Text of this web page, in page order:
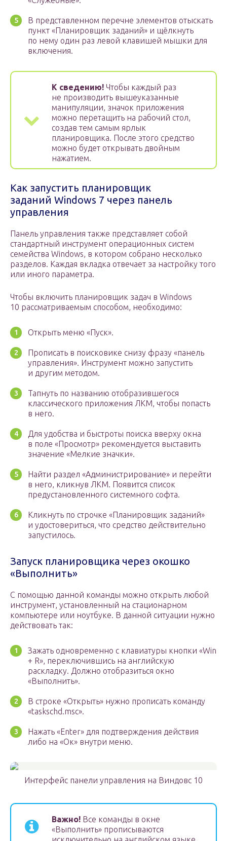
В представленном перечне элементов отыскать
пункт «Планировщик заданий» и щёлкнуть
по нему один раз левой клавишей мышки для
включения.
К сведению! Чтобы каждый раз
не производить вышеуказанные
манипуляции, значок приложения
можно перетащить на рабочий стол,
создав тем самым ярлык
планировщика. После этого средство
можно будет открывать двойным
нажатием.
Как запустить планировщик
заданий Windows 7 через панель
управления
Панель управления также представляет собой
стандартный инструмент операционных систем
семейства Windows, в котором собрано несколько
разделов. Каждая вкладка отвечает за настройку того
или иного параметра.
Чтобы включить планировщик задач в Windows
10 рассматриваемым способом, необходимо:
Открыть меню «Пуск».
Прописать в поисковике снизу фразу «панель
управления». Инструмент можно запустить
и другим методом.
Тапнуть по названию отобразившегося
классического приложения ЛКМ, чтобы попасть
в него.
Для удобства и быстроты поиска вверху окна
в поле «Просмотр» рекомендуется выставить
значение «Мелкие значки».
Найти раздел «Администрирование» и перейти
в него, кликнув ЛКМ. Появится список
предустановленного системного софта.
Кликнуть по строчке «Планировщик заданий»
и удостовериться, что средство действительно
запустилось.
Запуск планировщика через окошко
«Выполнить»
С помощью данной команды можно открыть любой
инструмент, установленный на стационарном
компьютере или ноутбуке. В данной ситуации нужно
действовать так:
Зажать одновременно с клавиатуры кнопки «Win
+ R», переключившись на английскую
раскладку. Должно отобразиться окно
«Выполнить».
В строке «Открыть» нужно прописать команду
«taskschd.msc».
Нажать «Enter» для подтверждения действия
либо на «Ок» внутри меню.
Интерфейс панели управления на Виндовс 10
Важно! Все команды в окне
«Выполнить» прописываются